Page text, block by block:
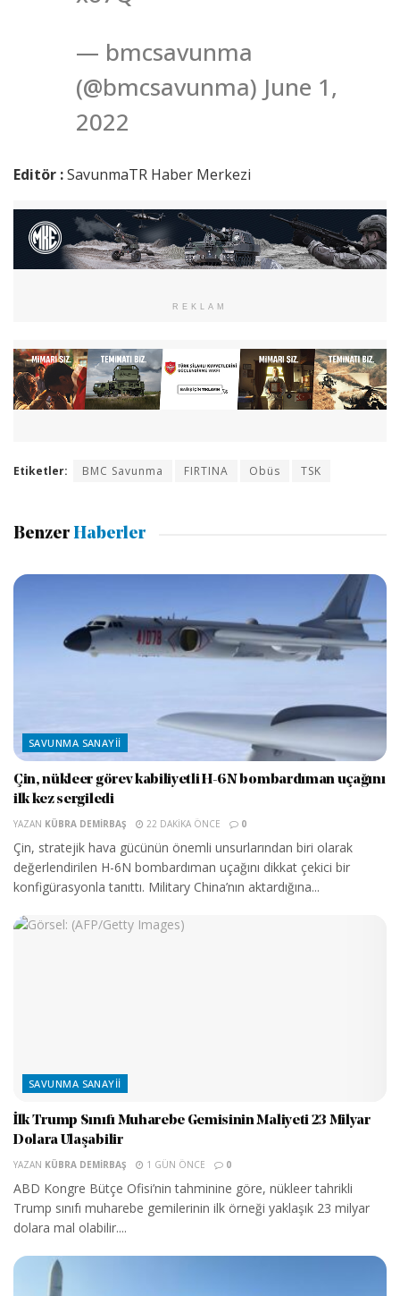
— bmcsavunma
(@bmcsavunma) June 1,
2022
Editör :SavunmaTR Haber Merkezi
REKLAM
Etiketler: BMC Savunma FIRTINA Obüs TSK
Benzer Haberler
SAVUNMA SANAYII
Çin, nükleer görev kabiliyetli H-6N bombardıman uçağını
ilk kez sergiledi
YAZAN KÜBRA DEMIRBAŞ 22 DAKIKA ÖNCE 0
Çin, stratejik hava gücünün önemli unsurlarından biri olarak
değerlendirilen H-6N bombardıman uçağını dikkat çekici bir
konfigürasyonla tanıttı. Military China’nın aktardığına...
SAVUNMA SANAYII
İlk Trump Sınıfı Muharebe Gemisinin Maliyeti 23 Milyar
Dolara Ulaşabilir
YAZAN KÜBRA DEMIRBAŞ 1 GÜN ÖNCE 0
ABD Kongre Bütçe Ofisi’nin tahminine göre, nükleer tahrikli
Trump sınıfı muharebe gemilerinin ilk örneği yaklaşık 23 milyar
dolara mal olabilir....